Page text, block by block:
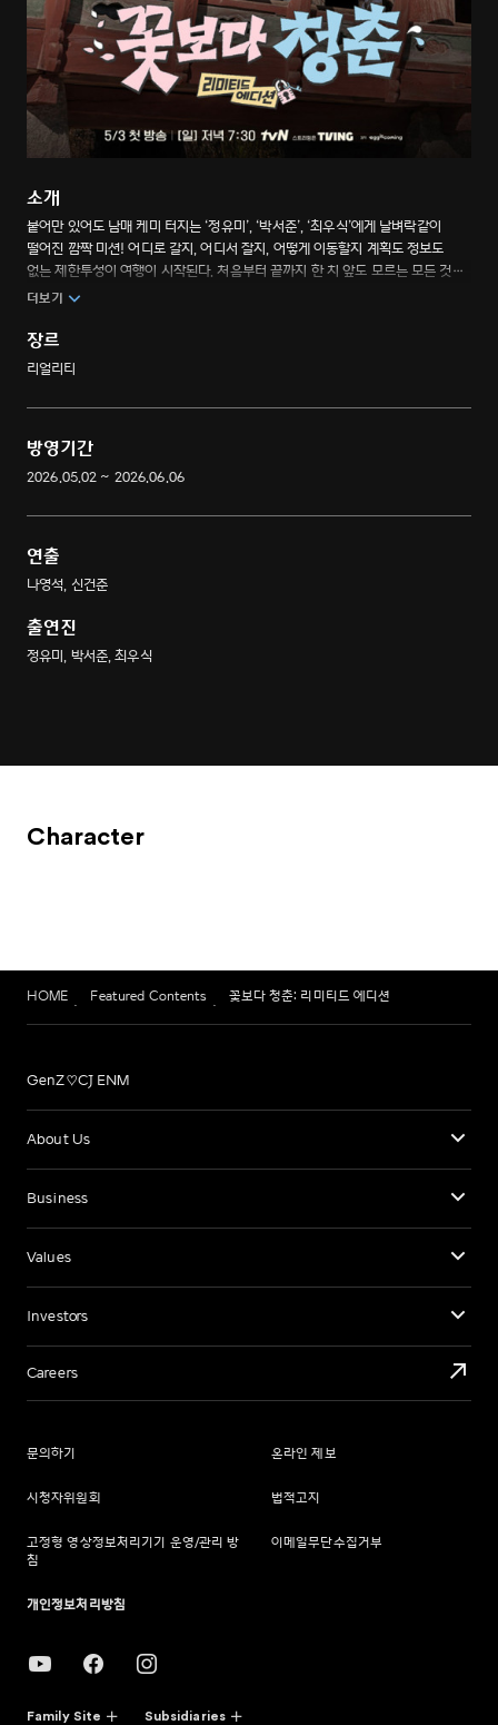
소개
붙어만 있어도 남매 케미 터지는 ‘정유미’, ‘박서준’, ‘최우식’에게 날벼락같이
떨어진 깜짝 미션! 어디로 갈지, 어디서 잘지, 어떻게 이동할지 계획도 정보도
없는 제한투성이 여행이 시작된다. 처음부터 끝까지 한 치 앞도 모르는 모든 것이
‘리미티드’인 청춘들의 고생 보장 국내 방랑기.
더보기
장르
리얼리티
방영기간
2026.05.02 ~ 2026.06.06
연출
나영석, 신건준
출연진
정유미, 박서준, 최우식
Character
HOME Featured Contents 꽃보다 청춘: 리미티드 에디션
GenZ♡CJ ENM
About Us
Business
Values
Investors
Careers
문의하기 온라인 제보
시청자위원회 법적고지
고정형 영상정보처리기기 운영/관리 방
침
이메일무단수집거부
개인정보처리방침
Family Site Subsidiaries